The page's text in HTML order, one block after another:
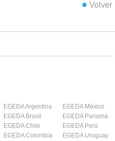
Volver
EGEDA Argentina
EGEDA Brasil
EGEDA Chile
EGEDA Colombia
EGEDA México
EGEDA Panamá
EGEDA Perú
EGEDA Uruguay